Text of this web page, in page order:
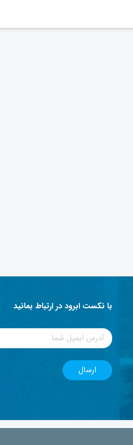
با نکست ابرود در ارتباط بمانید